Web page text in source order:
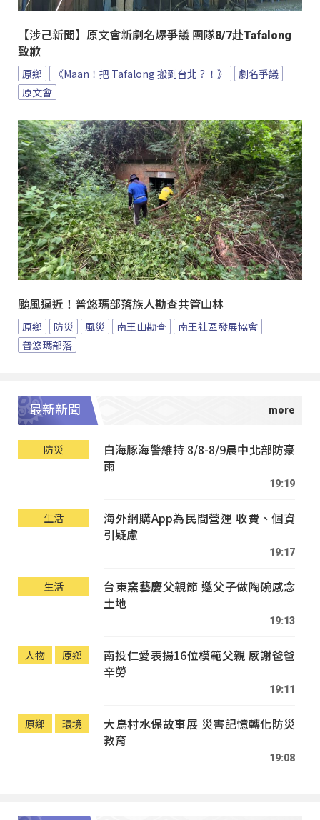
【涉己新聞】原文會新劇名爆爭議 團隊8/7赴Tafalong
致歉
原鄉 《Maan！把 Tafalong 搬到台北？！》
劇名爭議
原文會
颱風逼近！普悠瑪部落族人勘查共管山林
原鄉 防災 風災 南王山勘查
南王社區發展協會
普悠瑪部落
最新新聞
防災
白海豚海警維持 8/8-8/9晨中北部防豪
雨
19:19
生活
海外網購App為民間營運 收費、個資
引疑慮
19:17
生活
台東窯藝慶父親節 邀父子做陶碗感念
土地
19:13
人物 原鄉
南投仁愛表揚16位模範父親 感謝爸爸
辛勞
19:11
原鄉 環境
大鳥村水保故事展 災害記憶轉化防災
教育
19:08